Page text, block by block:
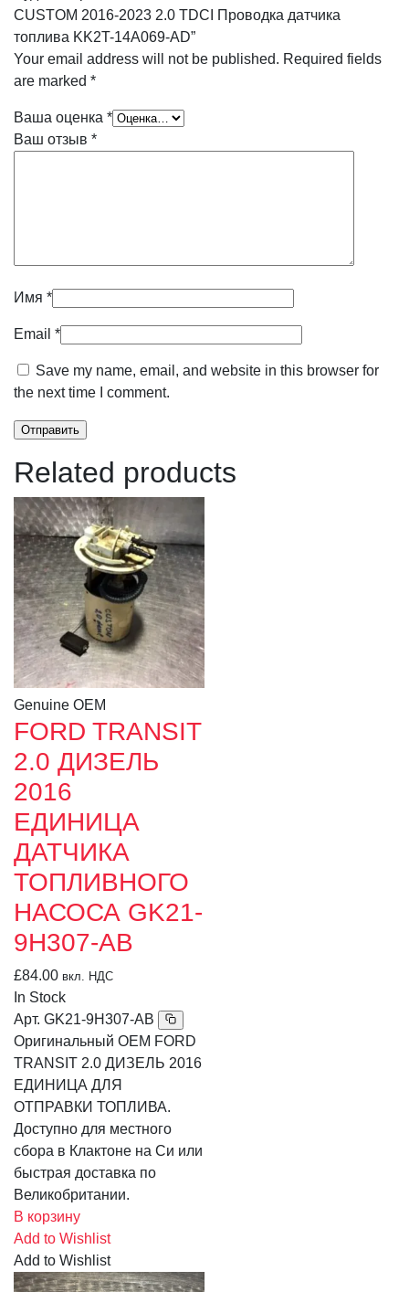
CUSTOM 2016-2023 2.0 TDCI Проводка датчика
топлива KK2T-14A069-AD”
Your email address will not be published. Required fields
are marked *
Ваша оценка *
Ваш отзыв *
Имя *
Email *
Save my name, email, and website in this browser for
the next time I comment.
Related products
Genuine OEM
FORD TRANSIT
2.0 ДИЗЕЛЬ
2016
ЕДИНИЦА
ДАТЧИКА
ТОПЛИВНОГО
НАСОСА GK21-
9H307-AB
£84.00 вкл. НДС
In Stock
Арт. GK21-9H307-AB
Оригинальный OEM FORD
TRANSIT 2.0 ДИЗЕЛЬ 2016
ЕДИНИЦА ДЛЯ
ОТПРАВКИ ТОПЛИВА.
Доступно для местного
сбора в Клактоне на Си или
быстрая доставка по
Великобритании.
В корзину
Add to Wishlist
Add to Wishlist